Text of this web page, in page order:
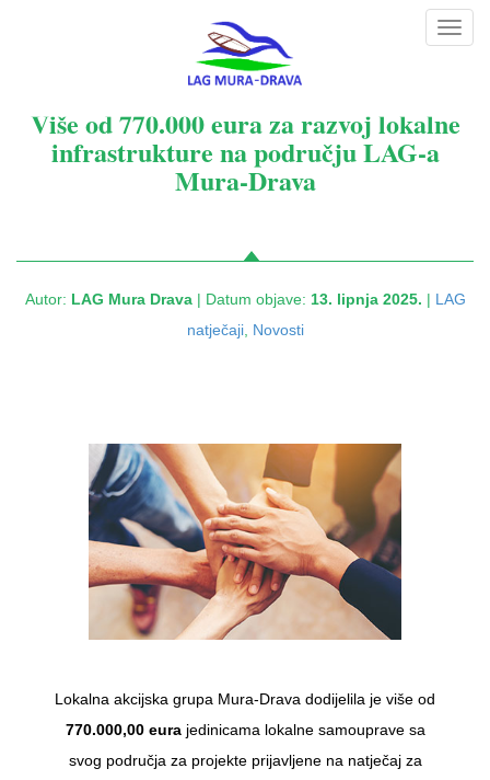
Više od 770.000 eura za razvoj lokalne
infrastrukture na području LAG-a
Mura-Drava
Autor: LAG Mura Drava| Datum objave: 13. lipnja 2025. | LAG
natječaji, Novosti
Lokalna akcijska grupa Mura-Drava dodijelila je više od
770.000,00 eurajedinicama lokalne samouprave sa
svog područja za projekte prijavljene na natječaj za